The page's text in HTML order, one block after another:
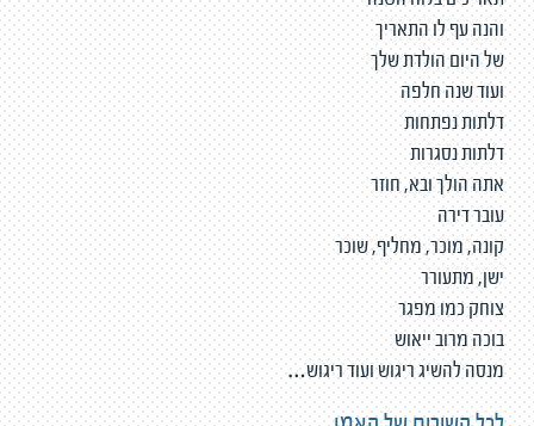
והנה עף לו התאריך
של היום הולדת שלך
ועוד שנה חלפה
דלתות נפתחות
דלתות נסגרות
אתה הולך ובא, חוזר
עובר דירה
קונה, מוכר, מחליף, שוכר
ישן, מתעורר
צוחק כמו מפגר
בוכה מרוב ייאוש
מנסה להשיג ריגוש ועוד ריגוש…